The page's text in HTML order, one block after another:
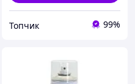
Топчик 99%